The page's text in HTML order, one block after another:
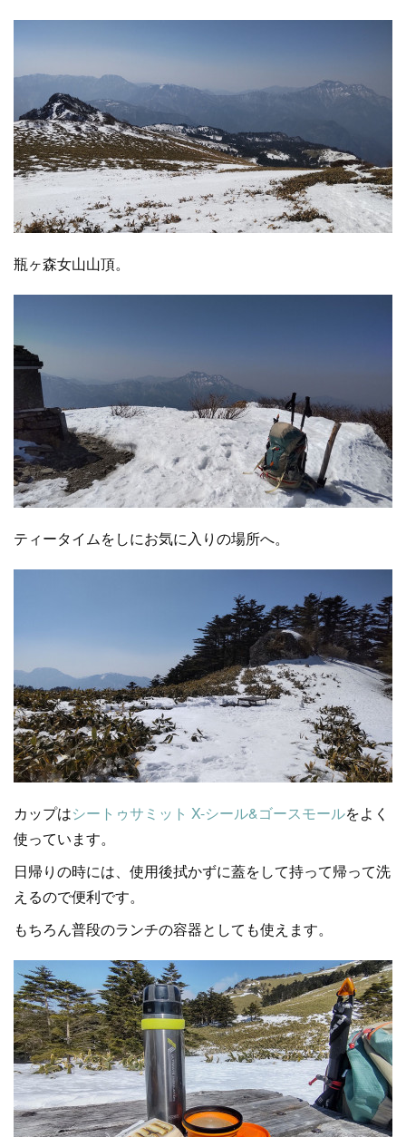
瓶ヶ森女山山頂。
ティータイムをしにお気に入りの場所へ。
カップはシートゥサミット X-シール&ゴースモールをよく
使っています。
日帰りの時には、使用後拭かずに蓋をして持って帰って洗
えるので便利です。
もちろん普段のランチの容器としても使えます。